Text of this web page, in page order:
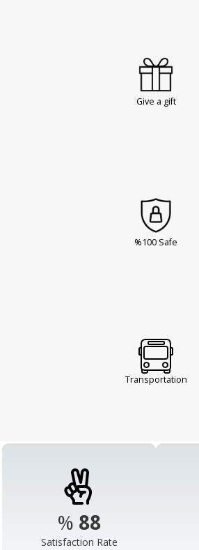
Give a gift
%100 Safe
Transportation
% 98
Satisfaction Rate